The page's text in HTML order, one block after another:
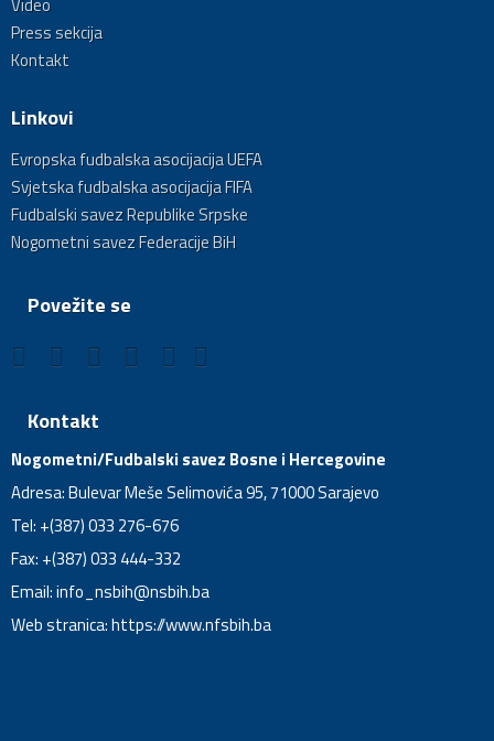
Video
Press sekcija
Kontakt
Linkovi
Evropska fudbalska asocijacija UEFA
Svjetska fudbalska asocijacija FIFA
Fudbalski savez Republike Srpske
Nogometni savez Federacije BiH
Povežite se
Kontakt
Nogometni/Fudbalski savez Bosne i Hercegovine
Adresa: Bulevar Meše Selimovića 95, 71000 Sarajevo
Tel: +(387) 033 276-676
Fax: +(387) 033 444-332
Email:info_nsbih@nsbih.ba
Web stranica: https://www.nfsbih.ba